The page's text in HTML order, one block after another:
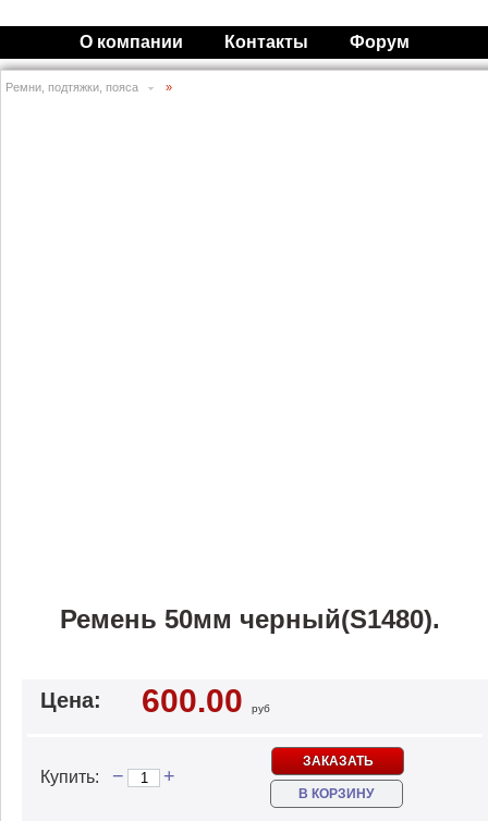
О компании Контакты Форум
Ремни, подтяжки, пояса »
Ремень 50мм черный(S1480).
Цена: 600.00 руб
Купить: − +
ЗАКАЗАТЬ
В КОРЗИНУ